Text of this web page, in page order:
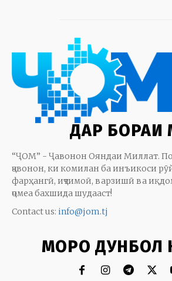
ДАР БОРАИ
“ҶОМ” - Ҷавонон Ояндаи Миллат.
ҷавонон, ки комилан ба инъикоси
фарҳангӣ, иҷтимоӣ, варзишӣ ва
ҷомеа бахшида шудааст!
Contact us: info@jom.tj
МОРО ДУНБОЛ